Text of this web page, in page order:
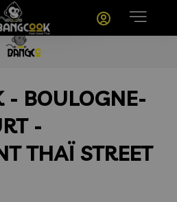
- BOULOGNE-
-
THAÏ STREET